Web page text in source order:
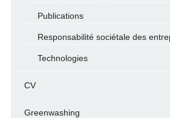
Publications
Responsabilité sociétale des
Technologies
CV
Greenwashing